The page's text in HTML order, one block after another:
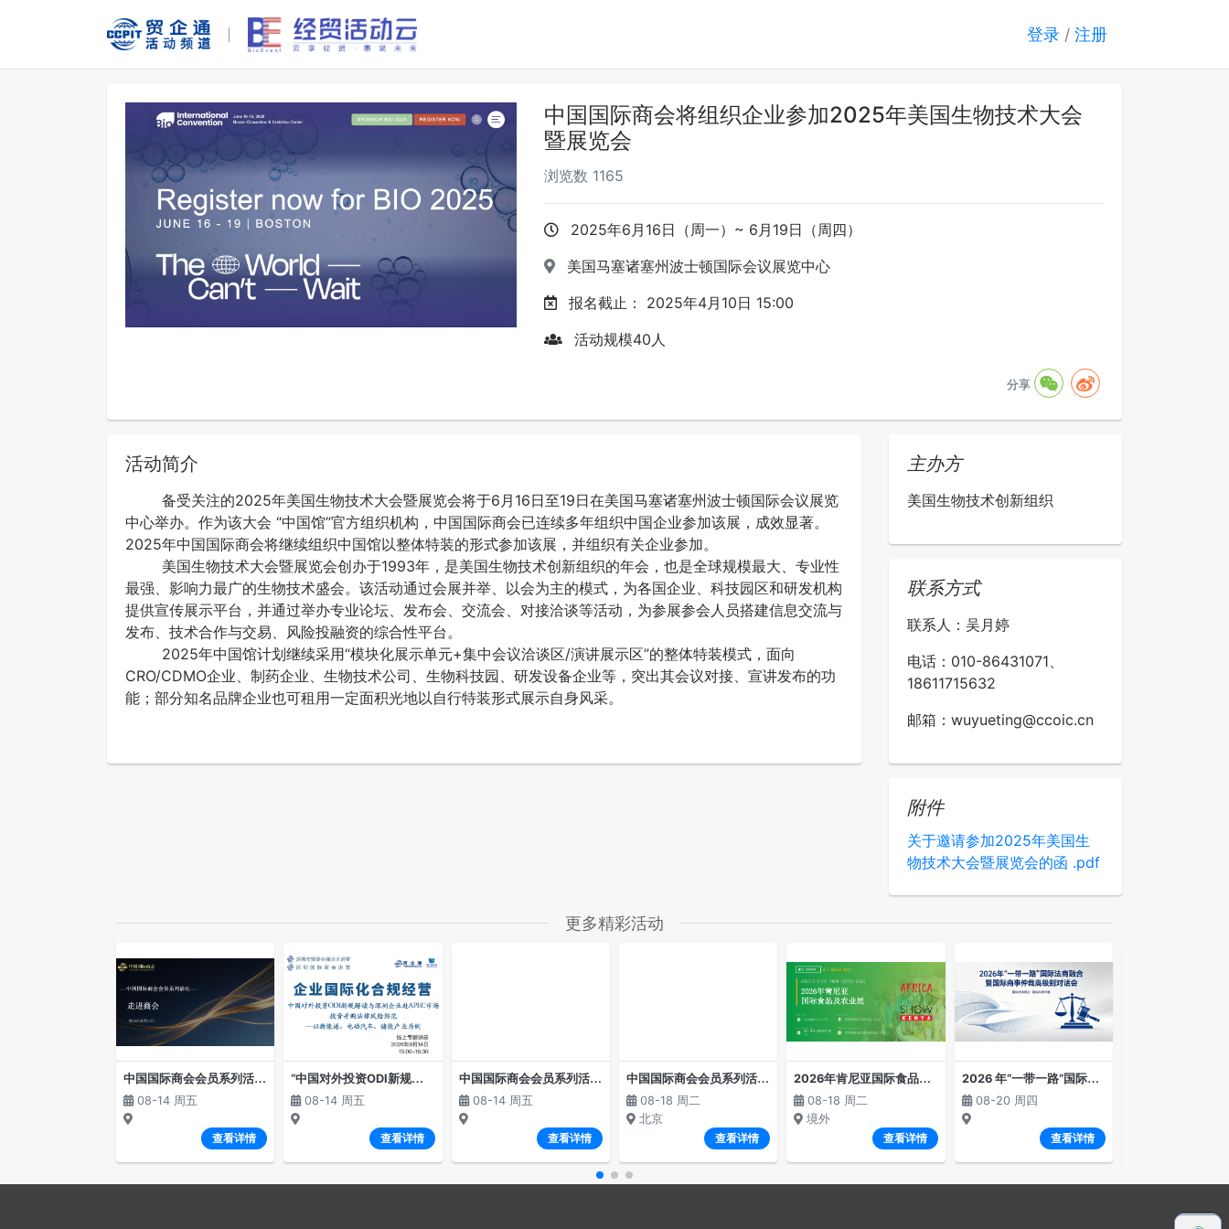
登录 / 注册
中国国际商会将组织企业参加2025年美国生物技术大会
暨展览会
浏览数 1165
2025年6月16日（周一）~ 6月19日（周四）
美国马塞诸塞州波士顿国际会议展览中心
报名截止： 2025年4月10日 15:00
活动规模40人
分享
活动简介
备受关注的2025年美国生物技术大会暨展览会将于6月16日至19日在美国马塞诸塞州波士顿国际会议展览
中心举办。作为该大会 “中国馆”官方组织机构，中国国际商会已连续多年组织中国企业参加该展，成效显著。
2025年中国国际商会将继续组织中国馆以整体特装的形式参加该展，并组织有关企业参加。
美国生物技术大会暨展览会创办于1993年，是美国生物技术创新组织的年会，也是全球规模最大、专业性
最强、影响力最广的生物技术盛会。该活动通过会展并举、以会为主的模式，为各国企业、科技园区和研发机构
提供宣传展示平台，并通过举办专业论坛、发布会、交流会、对接洽谈等活动，为参展参会人员搭建信息交流与
发布、技术合作与交易、风险投融资的综合性平台。
2025年中国馆计划继续采用“模块化展示单元+集中会议洽谈区/演讲展示区”的整体特装模式，面向
CRO/CDMO企业、制药企业、生物技术公司、生物科技园、研发设备企业等，突出其会议对接、宣讲发布的功
能；部分知名品牌企业也可租用一定面积光地以自行特装形式展示自身风采。
主办方
美国生物技术创新组织
联系方式
联系人：吴月婷
电话：010-86431071、
18611715632
邮箱：wuyueting@ccoic.cn
附件
关于邀请参加2025年美国生
物技术大会暨展览会的函 .pdf
更多精彩活动
中
国国际商会会员系列活动—“走进商会”（第二期）
08-14 周五
查看详情
“
中国对外投资ODI新规解读与深圳企业赴APEC市场投资并购法律风险防范”线上专题讲座
08-14 周五
查看详情
中
国国际商会会员系列活动--国别沙龙 俄罗斯专场经贸交流会
08-14 周五
查看详情
中
国国际商会会员系列活动——国别沙龙·吉尔吉斯斯坦专场经贸交流会
08-18 周二
北京
查看详情
2
026年肯尼亚国际食品及农业展览会
08-18 周二
境外
查看详情
2
026 年“一带一路”国际法商融合暨国际商事仲裁高级别对话会
08-20 周四
查看详情